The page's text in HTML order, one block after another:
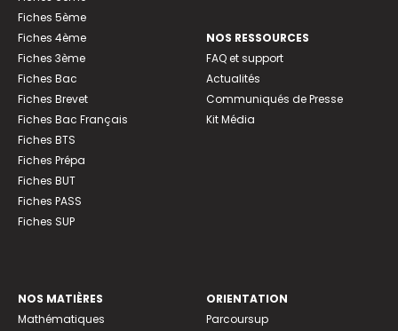
Fiches 5ème
Fiches 4ème
Fiches 3ème
Fiches Bac
Fiches Brevet
Fiches Bac Français
Fiches BTS
Fiches Prépa
Fiches BUT
Fiches PASS
Fiches SUP
NOS RESSOURCES
FAQ et support
Actualités
Communiqués de Presse
Kit Média
NOS MATIÈRES
Mathématiques
ORIENTATION
Parcoursup